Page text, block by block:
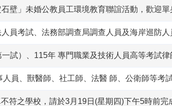
壁」未婚公教員工環境教育聯誼活動，歡迎
人員考試、法務部調查局調查人員及海岸巡防
試）、115年 專門職業及技術人員高等考試
員、獸醫師、社工師、法醫 師、公衛師等考試
符之學校，請於3月19日(星期四)下午5時前完